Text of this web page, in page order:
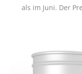
als im Juni. Der